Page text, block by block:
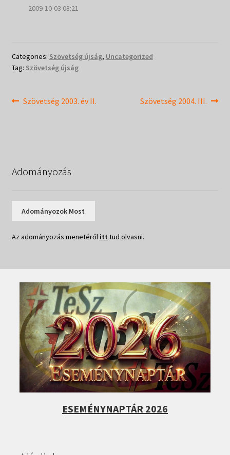
2009-10-03 08:21
Categories: Szövetség újság, Uncategorized
Tag: Szövetség újság
Bejegyzés
Previous
Szövetség 2003. év II.
Next
Szövetség 2004. III.
Adományozás
Adományozok Most
Az adományozás menetéről itt tud olvasni.
ESEMÉNYNAPTÁR 2026